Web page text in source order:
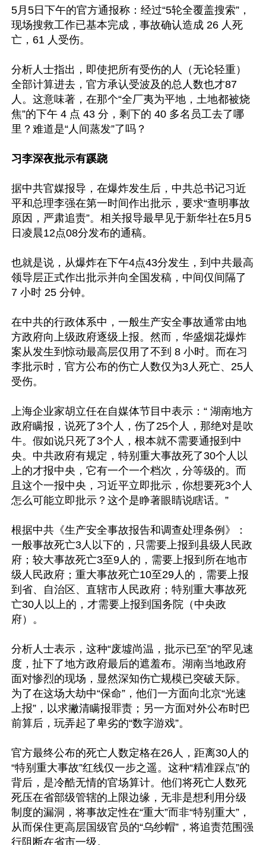
5月5日下午的官方通报称：经过“5轮全覆盖搜索”，
现场搜救工作已基本完成，事故确认造成 26 人死
亡，61 人受伤。
分析人士指出，即使把所有受伤的人（无论轻重）
全部计算进去，官方承认受波及的总人数也才87
人。这意味著，在那个“全厂夷为平地，土地都被烧
焦”的下午 4 点 43 分，剩下的 40 多名员工去了哪
里？难道是“人间蒸发”了吗？
习李深夜批示有蹊跷
据中共官媒报导，在爆炸发生后，中共总书记习近
平和总理李强在第一时间作出批示，要求“查明事故
原因，严肃追责”。相关报导最早见于新华社在5月5
日凌晨12点08分发布的通稿。
也就是说，从爆炸在下午4点43分发生，到中共最高
领导层正式作出批示并向全国发稿，中间仅间隔了
7 小时 25 分钟。
在中共的行政体系中，一般生产安全事故通常由地
方政府向上级政府逐级上报。然而，华盛烟花爆炸
案从发生到惊动最高层仅用了不到 8 小时。而在习
李批示时，官方公布的伤亡人数仅为3人死亡、25人
受伤。
上海企业家胡立任在自媒体节目中表示：“ 湖南地方
政府瞒报，说死了3个人，伤了25个人，那绝对是吹
牛。假如说只死了3个人，根本就不需要通报到中
央。中共政府有规定，特别重大事故死了30个人以
上的才报中央，它有一个一个档次，分等级的。而
且这个一报中央，习近平立即批示，你想要死3个人
怎么可能立即批示？这个是睁著眼睛说瞎话。”
根据中共《生产安全事故报告和调查处理条例》：
一般事故死亡3人以下的，只需要上报到县级人民政
府；较大事故死亡3至9人的，需要上报到所在地市
级人民政府；重大事故死亡10至29人的，需要上报
到省、自治区、直辖市人民政府；特别重大事故死
亡30人以上的，才需要上报到国务院（中央政
府）。
分析人士表示，这种“废墟尚温，批示已至”的罕见速
度，扯下了地方政府最后的遮羞布。湖南当地政府
面对惨烈的现场，显然深知伤亡规模已突破天际。
为了在这场大劫中“保命”，他们一方面向北京“光速
上报”，以求撇清瞒报罪责；另一方面对外公布时巴
前算后，玩弄起了卑劣的“数字游戏”。
官方最终公布的死亡人数定格在26人，距离30人的
“特别重大事故”红线仅一步之遥。这种“精准踩点”的
背后，是冷酷无情的官场算计。他们将死亡人数死
死压在省部级管辖的上限边缘，无非是想利用分级
制度的漏洞，将事故定性在“重大”而非“特别重大”，
从而保住更高层国级官员的“乌纱帽”，将追责范围强
行阻断在省市一级。